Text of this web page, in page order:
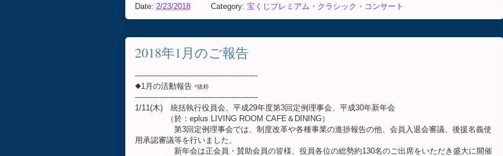
Date: 2/23/2018 Category: 宝くじプレミアム・クラシック・コンサート
2018年1月のご報告
---------------------------------------------------
◆1月の活動報告 *抜粋
---------------------------------------------------
1/11(木) 統括執行役員会、平成29年度第3回定例理事会、平成30年新年会
（於：eplus LIVING ROOM CAFE＆DINING）
第3回定例理事会では、制度改革や各種事業の進捗報告の他、会員入退会審議、後援名義使
用承認審議等を行いました。
新年会は正会員・賛助会員の皆様、役員各位の総勢約130名のご出席をいただき盛大に開催